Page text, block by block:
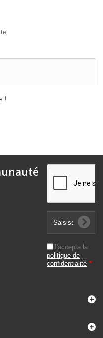
!
J'accepte la
politique de
confidentialité *